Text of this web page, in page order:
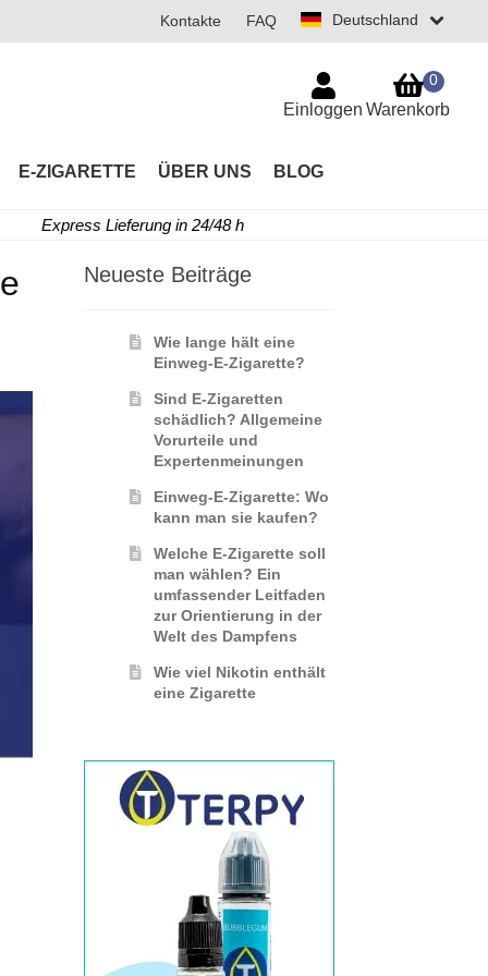
Deutschland
Kontakte FAQ
E-ZIGARETTE ÜBER UNS BLOG
Einloggen Warenkorb
0
Express Lieferung in 24/48 h
Neueste Beiträge
Wie lange hält eine
Einweg-E-Zigarette?
Sind E-Zigaretten
schädlich? Allgemeine
Vorurteile und
Expertenmeinungen
Einweg-E-Zigarette: Wo
kann man sie kaufen?
Welche E-Zigarette soll
man wählen? Ein
umfassender Leitfaden
zur Orientierung in der
Welt des Dampfens
Wie viel Nikotin enthält
eine Zigarette